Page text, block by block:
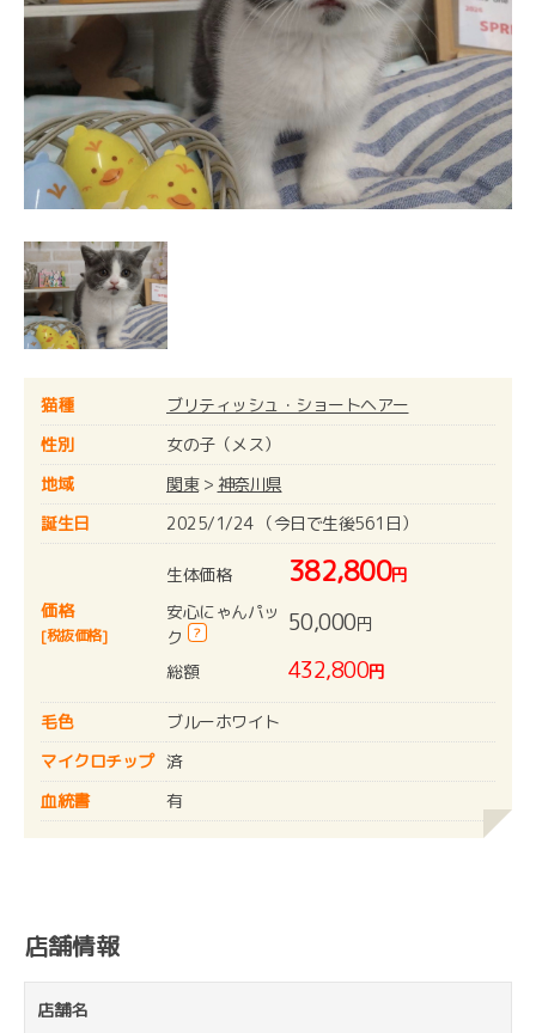
猫種
ブリティッシュ・ショートヘアー
性別
女の子（メス）
地域
関東> 神奈川県
誕生日
2025/1/24 （今日で生後561日）
価格
[税抜価格]
生体価格 382,800円
安心にゃんパッ
ク
? 50,000円
総額 432,800円
毛色
ブルーホワイト
マイクロチップ 済
血統書
有
店舗情報
店舗名